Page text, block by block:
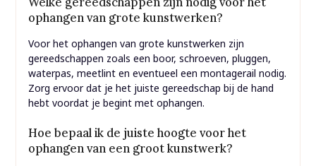
ophangen van grote kunstwerken?
Voor het ophangen van grote kunstwerken zijn
gereedschappen zoals een boor, schroeven, pluggen,
waterpas, meetlint en eventueel een montagerail nodig.
Zorg ervoor dat je het juiste gereedschap bij de hand
hebt voordat je begint met ophangen.
Hoe bepaal ik de juiste hoogte voor het
ophangen van een groot kunstwerk?